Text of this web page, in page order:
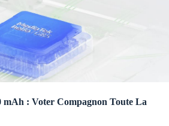
mAh : Voter Compagnon Toute La